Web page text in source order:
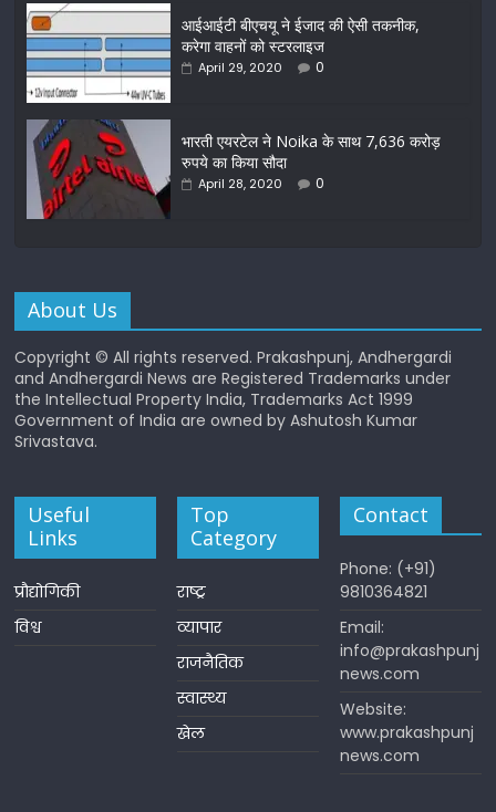
आईआईटी बीएचयू ने ईजाद की ऐसी तकनीक,
करेगा वाहनों को स्टरलाइज
April 29, 2020 0
भारती एयरटेल ने Noika के साथ 7,636 करोड़
रुपये का किया सौदा
April 28, 2020 0
About Us
Copyright © All rights reserved. Prakashpunj, Andhergardi
and Andhergardi News are Registered Trademarks under
the Intellectual Property India, Trademarks Act 1999
Government of India are owned by Ashutosh Kumar
Srivastava.
Useful
Links
प्रौद्योगिकी
विश्व
Top
Category
राष्ट्र
व्यापार
राजनैतिक
स्वास्थ्य
खेल
Contact
Phone: (+91)
9810364821
Email:
info@prakashpunj
news.com
Website:
www.prakashpunj
news.com